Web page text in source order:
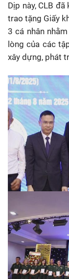
Dịp này, CLB
trao tặng Giấy
3 cá nhân
lòng của các
xây dựng, phát